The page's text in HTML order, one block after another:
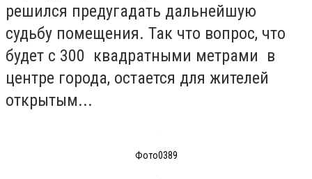
решился предугадать дальнейшую
судьбу помещения. Так что вопрос, что
будет с 300 квадратными метрами в
центре города, остается для жителей
открытым...
Фото0389